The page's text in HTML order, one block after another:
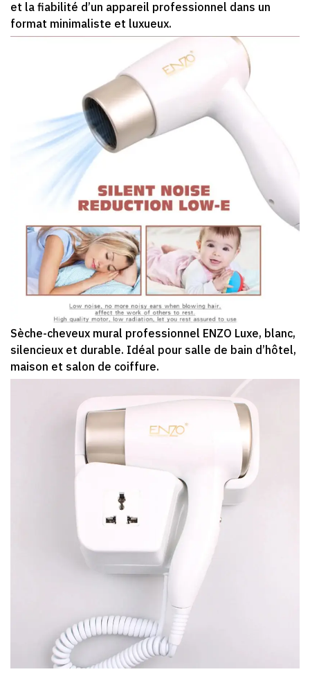
et la fiabilité d’un appareil professionnel dans un
format minimaliste et luxueux.
Sèche-cheveux mural professionnel ENZO Luxe, blanc,
silencieux et durable. Idéal pour salle de bain d’hôtel,
maison et salon de coiffure.